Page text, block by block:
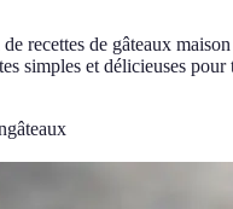
recettes de gâteaux
simples et délicieuses pour
gâteaux